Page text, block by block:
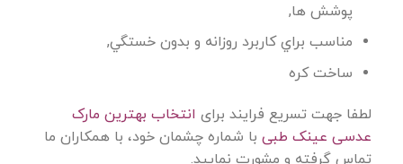
پوشش ها,
مناسب براي كاربرد روزانه و بدون خستگي,
ساخت كره
لطفا جهت تسریع فرایند برای انتخاب بهترین مارک
عدسی عینک طبی با شماره‌ چشمان خود، با همکاران ما
تماس گرفته و مشورت نمایید.